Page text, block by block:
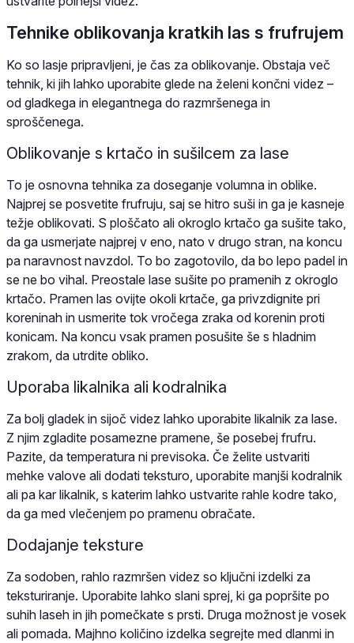
Tehnike oblikovanja kratkih las s frufrujem
Ko so lasje pripravljeni, je čas za oblikovanje. Obstaja več
tehnik, ki jih lahko uporabite glede na želeni končni videz –
od gladkega in elegantnega do razmršenega in
sproščenega.
Oblikovanje s krtačo in sušilcem za lase
To je osnovna tehnika za doseganje volumna in oblike.
Najprej se posvetite frufruju, saj se hitro suši in ga je kasneje
težje oblikovati. S ploščato ali okroglo krtačo ga sušite tako,
da ga usmerjate najprej v eno, nato v drugo stran, na koncu
pa naravnost navzdol. To bo zagotovilo, da bo lepo padel in
se ne bo vihal. Preostale lase sušite po pramenih z okroglo
krtačo. Pramen las ovijte okoli krtače, ga privzdignite pri
koreninah in usmerite tok vročega zraka od korenin proti
konicam. Na koncu vsak pramen posušite še s hladnim
zrakom, da utrdite obliko.
Uporaba likalnika ali kodralnika
Za bolj gladek in sijoč videz lahko uporabite likalnik za lase.
Z njim zgladite posamezne pramene, še posebej frufru.
Pazite, da temperatura ni previsoka. Če želite ustvariti
mehke valove ali dodati teksturo, uporabite manjši kodralnik
ali pa kar likalnik, s katerim lahko ustvarite rahle kodre tako,
da ga med vlečenjem po pramenu obračate.
Dodajanje teksture
Za sodoben, rahlo razmršen videz so ključni izdelki za
teksturiranje. Uporabite lahko slani sprej, ki ga popršite po
suhih laseh in jih pomečkate s prsti. Druga možnost je vosek
ali pomada. Majhno količino izdelka segrejte med dlanmi in